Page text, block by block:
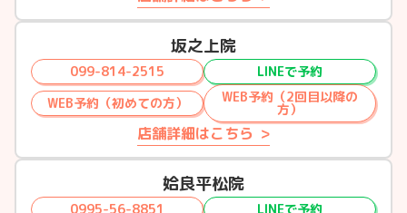
坂之上院
099-814-2515
LINEで予約
WEB予約（初めての方）
WEB予約（2回目以降の
方）
店舗詳細はこちら
姶良平松院
0995-56-8851
LINEで予約